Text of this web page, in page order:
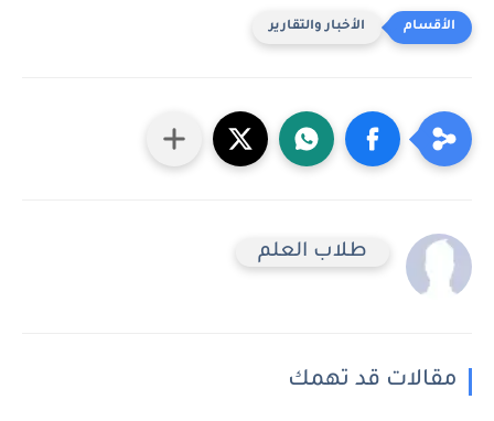
الأخبار والتقارير
طلاب العلم
مقالات قد تهمك